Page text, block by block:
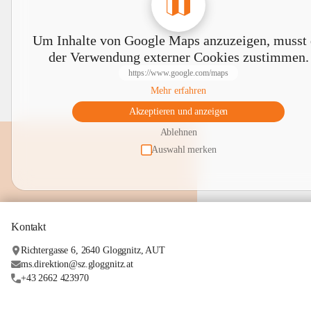
Um Inhalte von Google Maps anzuzeigen, musst
der Verwendung externer Cookies zustimmen.
https://www.google.com/maps
Mehr erfahren
Akzeptieren und anzeigen
Ablehnen
Auswahl merken
Kontakt
Richtergasse 6, 2640 Gloggnitz, AUT
ms.direktion@sz.gloggnitz.at
+43 2662 423970